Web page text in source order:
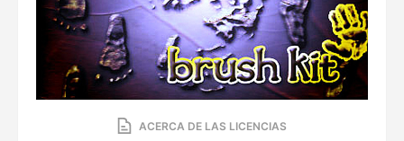
ACERCA DE LAS LICENCIAS